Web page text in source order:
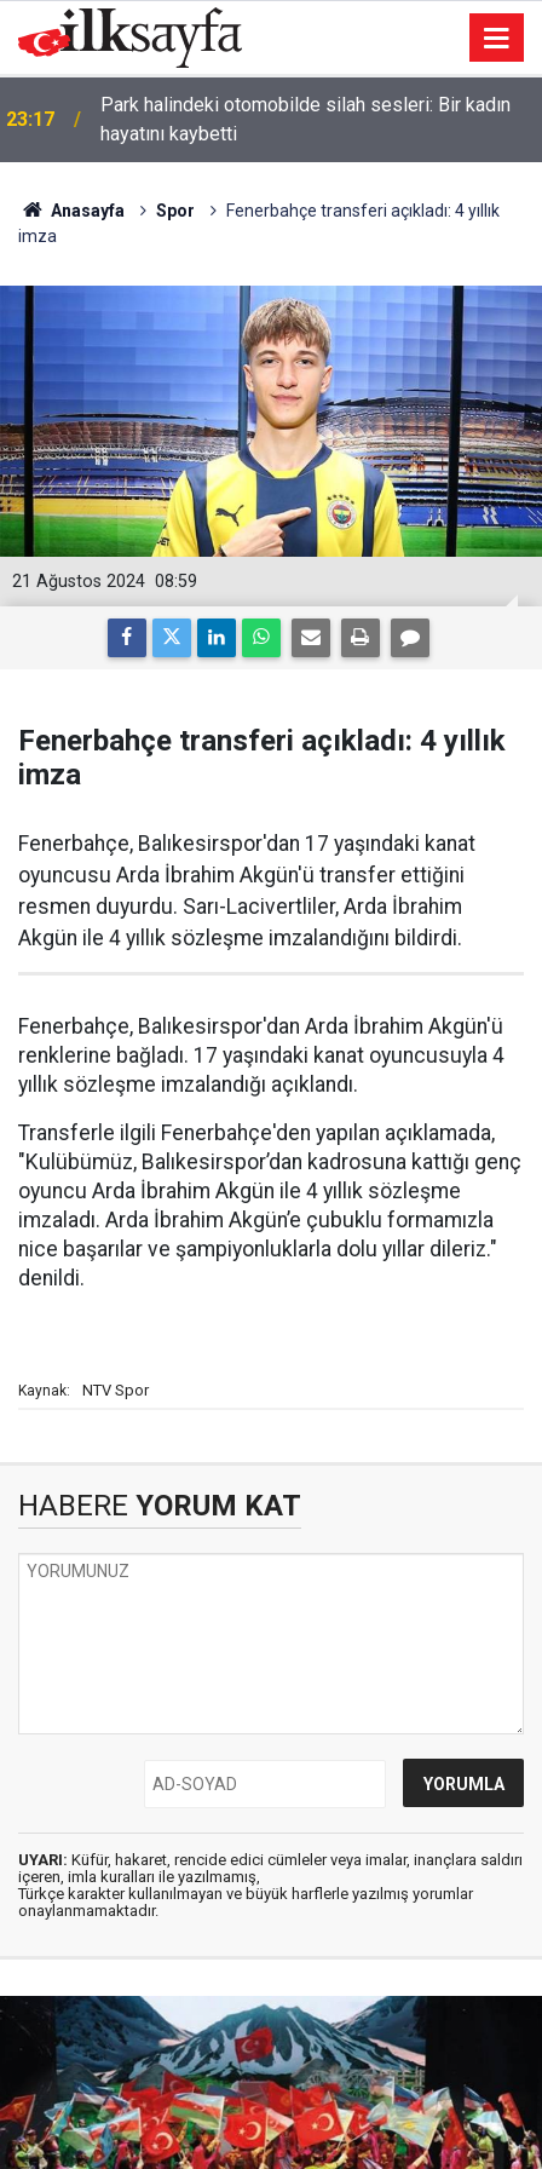
23:17
Park halindeki otomobilde silah sesleri: Bir kadın
hayatını kaybetti
Anasayfa Spor
Fenerbahçe transferi açıkladı: 4 yıllık
imza
08:59
21 Ağustos 2024
Fenerbahçe transferi açıkladı: 4 yıllık
imza
Fenerbahçe, Balıkesirspor'dan 17 yaşındaki kanat
oyuncusu Arda İbrahim Akgün'ü transfer ettiğini
resmen duyurdu. Sarı-Lacivertliler, Arda İbrahim
Akgün ile 4 yıllık sözleşme imzalandığını bildirdi.
Fenerbahçe, Balıkesirspor'dan Arda İbrahim Akgün'ü
renklerine bağladı. 17 yaşındaki kanat oyuncusuyla 4
yıllık sözleşme imzalandığı açıklandı.
Transferle ilgili Fenerbahçe'den yapılan açıklamada,
"Kulübümüz, Balıkesirspor’dan kadrosuna kattığı genç
oyuncu Arda İbrahim Akgün ile 4 yıllık sözleşme
imzaladı. Arda İbrahim Akgün’e çubuklu formamızla
nice başarılar ve şampiyonluklarla dolu yıllar dileriz."
denildi.
Kaynak: NTV Spor
HABERE YORUM KAT
UYARI: Küfür, hakaret, rencide edici cümleler veya imalar, inançlara saldırı
içeren, imla kuralları ile yazılmamış,
Türkçe karakter kullanılmayan ve büyük harflerle yazılmış yorumlar
onaylanmamaktadır.